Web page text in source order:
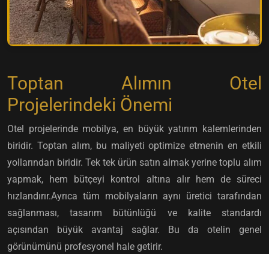
Toptan Alımın Otel
Projelerindeki Önemi
Otel projelerinde mobilya, en büyük yatırım kalemlerinden
biridir. Toptan alım, bu maliyeti optimize etmenin en etkili
yollarından biridir. Tek tek ürün satın almak yerine toplu alım
yapmak, hem bütçeyi kontrol altına alır hem de süreci
hızlandırır.Ayrıca tüm mobilyaların aynı üretici tarafından
sağlanması, tasarım bütünlüğü ve kalite standardı
açısından büyük avantaj sağlar. Bu da otelin genel
görünümünü profesyonel hale getirir.